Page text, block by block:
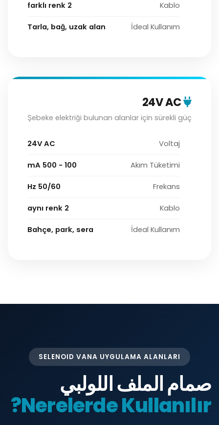
Kablo
2 farklı renk
İdeal Kullanım
Tarla, bağ, uzak alan
24V AC
Şebeke elektriği bulunan alanlar için sürekli güç
Voltaj
24V AC
Akım Tüketimi
100 - 500 mA
Frekans
50/60 Hz
Kablo
2 aynı renk
İdeal Kullanım
Bahçe, park, sera
SELENOID VANA UYGULAMA ALANLARI
صمام الملف اللولبي
Nerelerde Kullanılır?